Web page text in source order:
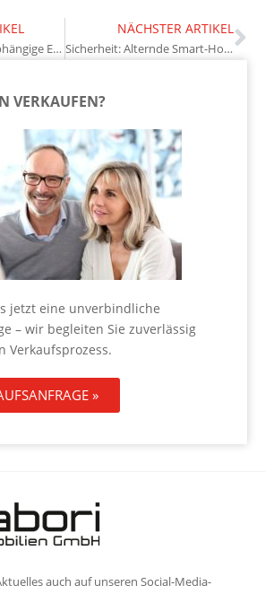
Bauvorhaben: Unabhängige Experten können Interessen sichern
NÄCHSTER ARTIKEL
Sicherheit: Alternde Smart-Home-Geräte und ihre Risiken
VERKAUFEN?
jetzt eine unverbindliche
– wir begleiten Sie zuverlässig
Verkaufsprozess.
»
auch auf unseren Social-Media-